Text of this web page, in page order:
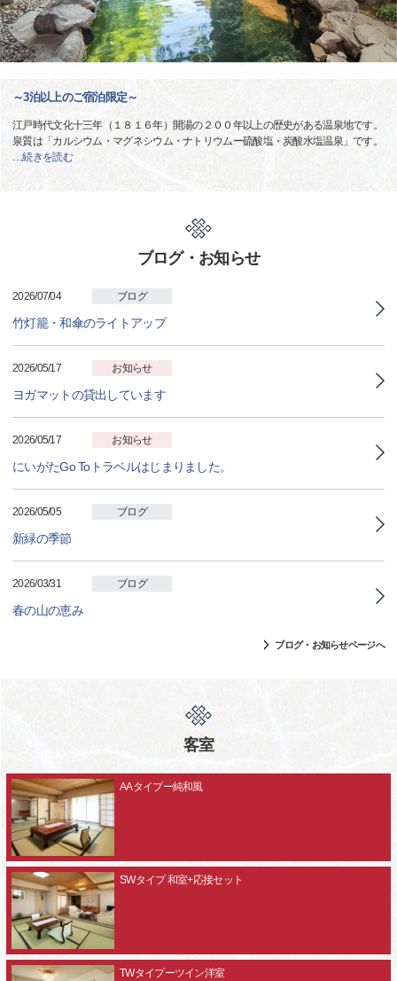
～3泊以上のご宿泊限定～
江戸時代文化十三年（１８１６年）開湯の２００年以上の歴史がある温泉地です。
泉質は「カルシウム・マグネシウム・ナトリウムー硫酸塩・炭酸水塩温泉」です。
…続きを読む
ブログ・お知らせ
2026/07/04 ブログ
竹灯籠・和傘のライトアップ
2026/05/17 お知らせ
ヨガマットの貸出しています
2026/05/17 お知らせ
にいがたGo Toトラベルはじまりました。
2026/05/05 ブログ
新緑の季節
2026/03/31 ブログ
春の山の恵み
ブログ・お知らせページへ
客室
AAタイプー純和風
SWタイプ 和室+応接セット
TWタイプーツイン洋室